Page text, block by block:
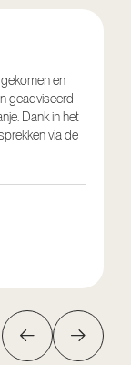
en
geadviseerd
Dank in het
via de